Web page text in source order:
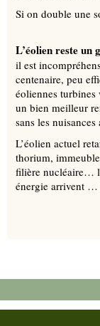
Si on double une
L’éolien reste un
il est
centenaire, peu
éoliennes
un bien meilleur
sans les
L’éolien actuel
thorium,
filière nucléaire…
énergie arrivent …